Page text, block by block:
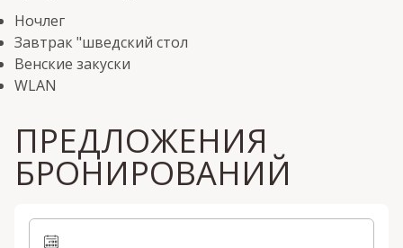
Ночлег
Завтрак "шведский стол
Венские закуски
WLAN
ПРЕДЛОЖЕНИЯ
БРОНИРОВАНИЙ